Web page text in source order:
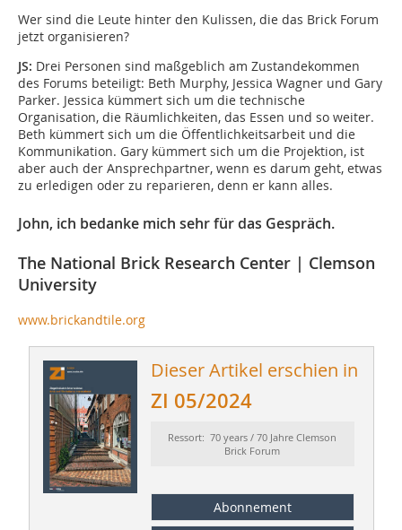
Wer sind die Leute hinter den Kulissen, die das Brick Forum
jetzt organisieren?
JS: Drei Personen sind maßgeblich am Zustandekommen
des Forums beteiligt: Beth Murphy, Jessica Wagner und Gary
Parker. Jessica kümmert sich um die technische
Organisation, die Räumlichkeiten, das Essen und so weiter.
Beth kümmert sich um die Öffentlichkeitsarbeit und die
Kommunikation. Gary kümmert sich um die Projektion, ist
aber auch der Ansprechpartner, wenn es darum geht, etwas
zu erledigen oder zu reparieren, denn er kann alles.
John, ich bedanke mich sehr für das Gespräch.
The National Brick Research Center | Clemson
University
www.brickandtile.org
Dieser Artikel erschien in
ZI 05/2024
Ressort: 70 years / 70 Jahre Clemson
Brick Forum
Abonnement